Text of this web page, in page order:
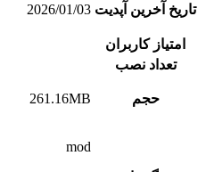
تاریخ آخرین آپدیت 2026/01/03
امتیاز کاربران
تعداد نصب
حجم 261.16MB
mod